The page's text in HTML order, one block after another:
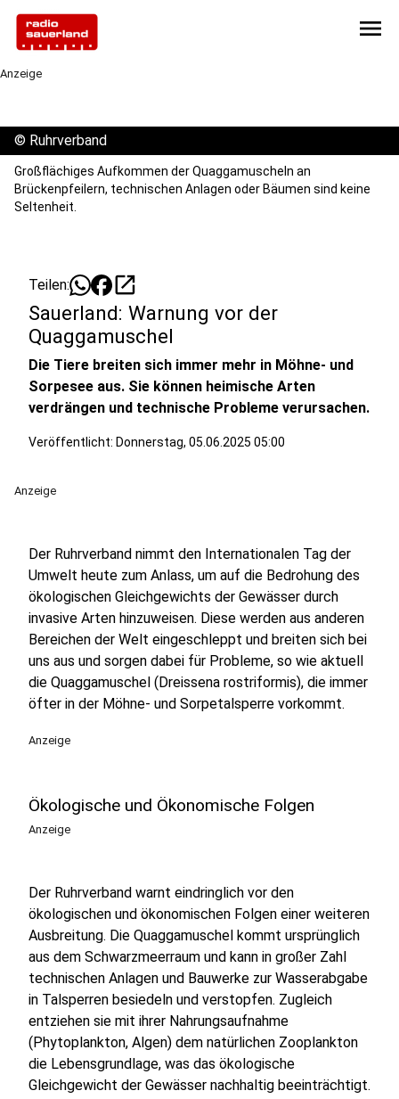
menu
Anzeige
© Ruhrverband
Großflächiges Aufkommen der Quaggamuscheln an
Brückenpfeilern, technischen Anlagen oder Bäumen sind keine
Seltenheit.
Teilen: open_in_new
Sauerland: Warnung vor der
Quaggamuschel
Die Tiere breiten sich immer mehr in Möhne- und
Sorpesee aus. Sie können heimische Arten
verdrängen und technische Probleme verursachen.
Veröffentlicht: Donnerstag, 05.06.2025 05:00
Anzeige
Der Ruhrverband nimmt den Internationalen Tag der
Umwelt heute zum Anlass, um auf die Bedrohung des
ökologischen Gleichgewichts der Gewässer durch
invasive Arten hinzuweisen. Diese werden aus anderen
Bereichen der Welt eingeschleppt und breiten sich bei
uns aus und sorgen dabei für Probleme, so wie aktuell
die Quaggamuschel (Dreissena rostriformis), die immer
öfter in der Möhne- und Sorpetalsperre vorkommt.
Anzeige
Ökologische und Ökonomische Folgen
Anzeige
Der Ruhrverband warnt eindringlich vor den
ökologischen und ökonomischen Folgen einer weiteren
Ausbreitung. Die Quaggamuschel kommt ursprünglich
aus dem Schwarzmeerraum und kann in großer Zahl
technischen Anlagen und Bauwerke zur Wasserabgabe
in Talsperren besiedeln und verstopfen. Zugleich
entziehen sie mit ihrer Nahrungsaufnahme
(Phytoplankton, Algen) dem natürlichen Zooplankton
die Lebensgrundlage, was das ökologische
Gleichgewicht der Gewässer nachhaltig beeinträchtigt.